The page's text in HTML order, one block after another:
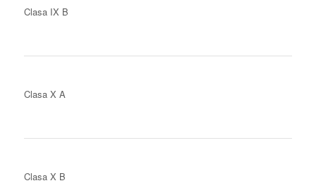
Clasa IX B
Clasa X A
Clasa X B